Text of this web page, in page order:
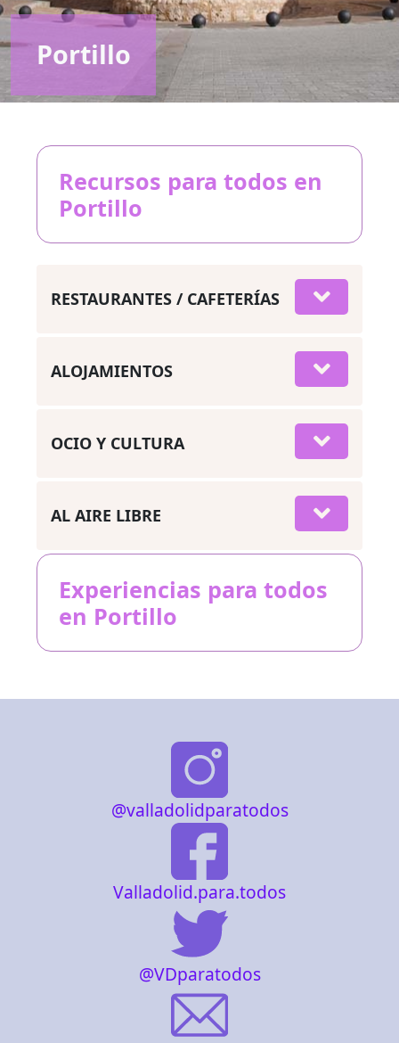
Portillo
Recursos para todos en
Portillo
RESTAURANTES / CAFETERÍAS
ALOJAMIENTOS
OCIO Y CULTURA
AL AIRE LIBRE
Experiencias para todos
en Portillo
@valladolidparatodos
Valladolid.para.todos
@VDparatodos